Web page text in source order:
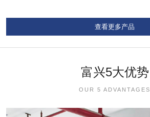
查看更多产品
富兴5大优势
OUR 5 ADVANTAGES